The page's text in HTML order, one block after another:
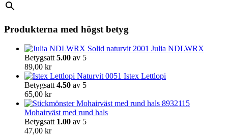
kan
på
produktsidan
Produkterna med högst betyg
Julia NDLWRX
Betygsatt 5.00 av 5
89,00 kr
Istex Lettlopi
Betygsatt 4.50 av 5
65,00 kr
Mohairväst med rund hals
Betygsatt 1.00 av 5
47,00 kr